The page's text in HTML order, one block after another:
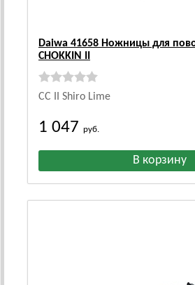
Daiwa 41658 Ножницы для
CHOKKIN II
CC II Shiro Lime
1 047 руб.